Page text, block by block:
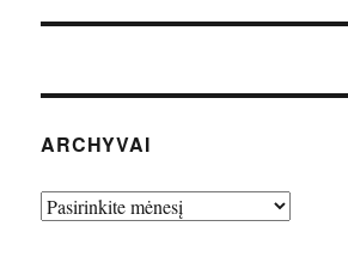
ARCHYVAI
Archyvai